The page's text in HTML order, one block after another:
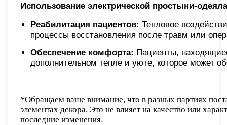
Использование электрической простыни-
Реабилитация пациентов: Тепловое
процессы восстановления после травм или
Обеспечение комфорта: Пациенты,
дополнительном тепле и уюте, которое может
*Обращаем ваше внимание, что в разных партиях
элементах декора. Это не влияет на качество или
последние изменения.